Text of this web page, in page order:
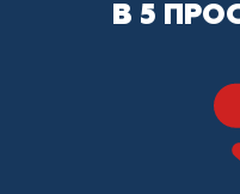
В 5